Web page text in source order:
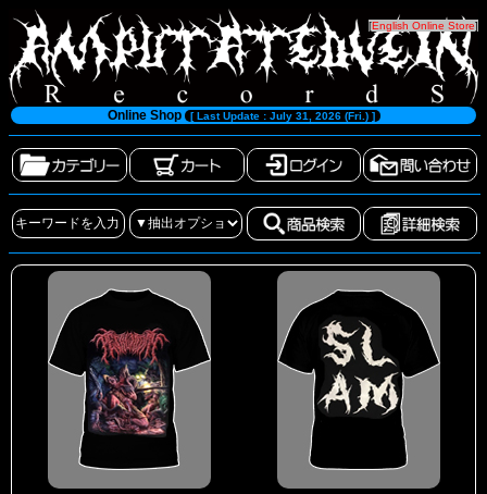
[English Online Store]
Online Shop [ Last Update : July 31, 2026 (Fri.) ]